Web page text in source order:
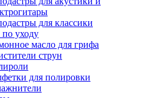
для классики
по уходу
масло для грифа
струн
для полировки